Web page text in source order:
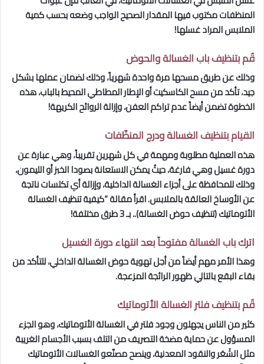
المنظفات مكتوب فيها المقدار الصحيح الواجب وضعه بحسب كمية
الملابس المراد غسلها!
قُم بتنظيف باب الغسالة والحوض
وذلك عن طريق مسحها مرة واحدة شهرياً، وذلك لضمان عملها بشكل
جيد، تأكد من مسح الكاسكيت أو الإطار المطاطي المحيط بالباب، هذه
الخطوة تضمن أيضاً عدم تراكم العفن، وإزالة الروائح الكريهة!
القيام بتنظيف الغسالة ودرج المنظّفات
هذه العملية مطلوبة ومهمة في كل شهرين تقريباً، وهي عبارة عن
دورة غسيل وهي فارغة، حيثُ يمكن الاستعانة بصودا الخبز أو الليمون،
وذلك للمحافظة على أجزاء الغسالة الداخلية، وإزالة أي تكلسات ناتجة
عن الأوساخ العالقة بالملابس. اقرأ مقالة “كيفية تنظيف الغسالة
الأتوماتيك (تنظيف حوض الغسالة).. بـ 3 طرق مختلفة!
اترك باب الغسالة مفتوحاً بعد انتهاء دورة الغسيل
وهذا الأمر مهم أيضاً من أجل تهوية حوض الغسالة الداخلي، للتأكد من
بقاء البقع بالتالي ظهور الرائجة المزعجة.
قُم بتنظيف فلتر الغسالة الأتوماتيك
كثير من الناس يجهلون وجود فلتر في الغسالة الأتوماتيك، وهو الجزء
المسؤول عن حماية مضخة التصريف من التلف بسبب الأجسام الغريبة
مثل الشَعَر والنقود المعدنية، وينصح مصنّعو الغسالات الأتوماتيك